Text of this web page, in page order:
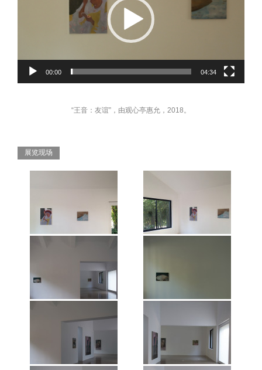
00:00 04:34
“王音：友谊”，由观心亭惠允，2018。
展览现场
“王音：友谊”空间展览现场，镜花
园，2018年。 图片：维他命文献库
园，2018年。 图片：维他命文献库
园，2018年。 图片：维他命文献库
“王音：友谊”空间展览现场，镜花
园，2018年。 图片：维他命文献库